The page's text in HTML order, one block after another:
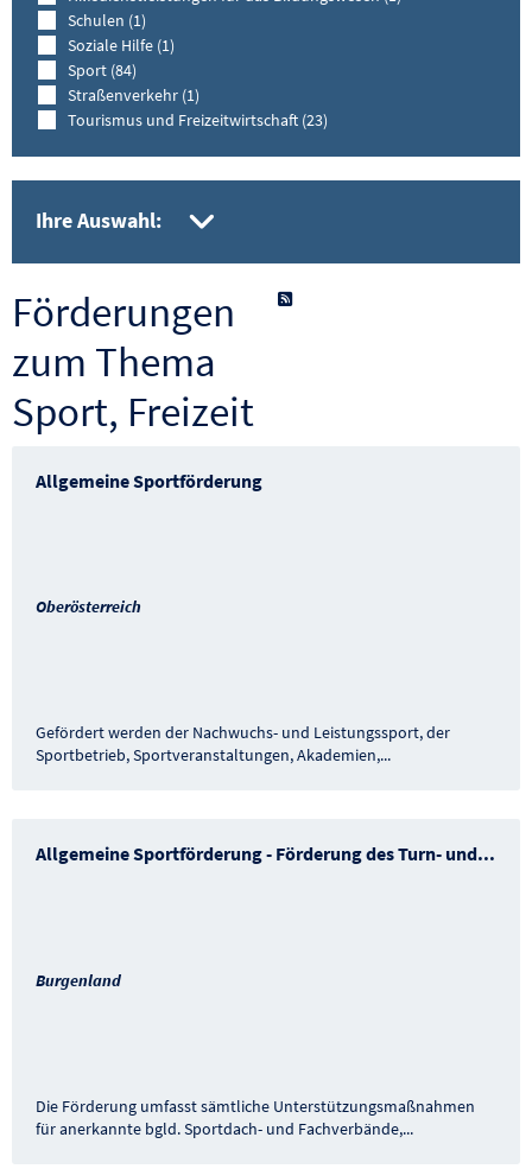
Schulen (1)
Soziale Hilfe (1)
Sport (84)
Straßenverkehr (1)
Tourismus und Freizeitwirtschaft (23)
Ihre Auswahl:
Förderungen
zum Thema
Sport, Freizeit
als RSS-Feed abonnieren
Allgemeine Sportförderung
Oberösterreich
Gefördert werden der Nachwuchs- und Leistungssport, der
Sportbetrieb, Sportveranstaltungen, Akademien,...
Allgemeine Sportförderung - Förderung des Turn- und...
Burgenland
Die Förderung umfasst sämtliche Unterstützungsmaßnahmen
für anerkannte bgld. Sportdach- und Fachverbände,...